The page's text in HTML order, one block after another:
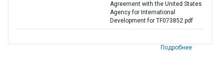
Agreement with the United States
Agency for International
Development for TF073852.pdf
Подробнее